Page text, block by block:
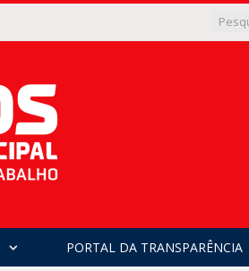
PORTAL DA TRANSPARÊNCIA